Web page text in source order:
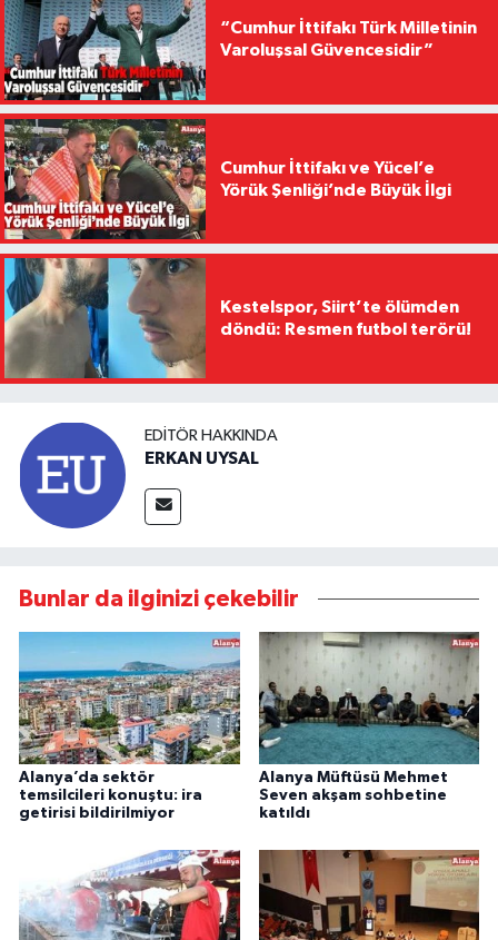
“Cumhur İttifakı Türk Milletinin
Varoluşsal Güvencesidir”
Cumhur İttifakı ve Yücel’e
Yörük Şenliği’nde Büyük İlgi
Kestelspor, Siirt’te ölümden
döndü: Resmen futbol terörü!
EDITÖR HAKKINDA
ERKAN UYSAL
Bunlar da ilginizi çekebilir
Alanya’da sektör
temsilcileri konuştu: ira
getirisi bildirilmiyor
Alanya Müftüsü Mehmet
Seven akşam sohbetine
katıldı